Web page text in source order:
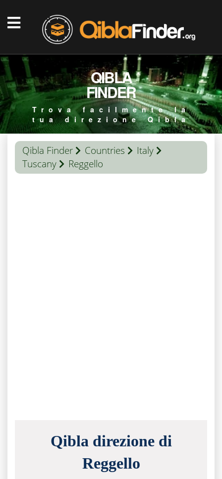
QIBLA
FINDER
Trova facilmente la
tua direzione Qibla
Qibla Finder Countries
Italy
Tuscany
Reggello
Qibla direzione di
Reggello